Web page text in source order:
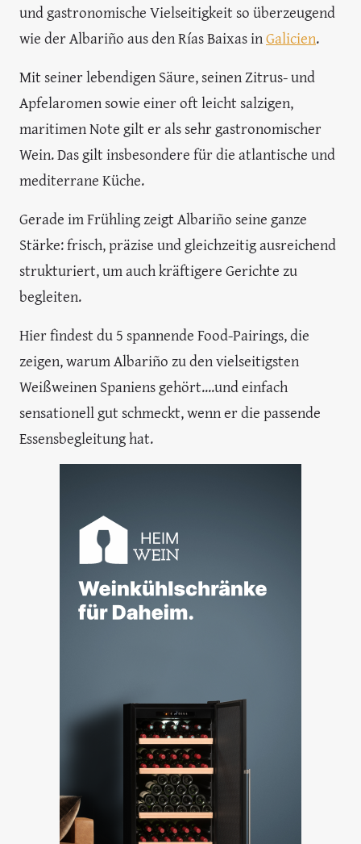
und gastronomische Vielseitigkeit so überzeugend
wie der Albariño aus den Rías Baixas inGalicien.
Mit seiner lebendigen Säure, seinen Zitrus- und
Apfelaromen sowie einer oft leicht salzigen,
maritimen Note gilt er als sehr gastronomischer
Wein. Das gilt insbesondere für die atlantische und
mediterrane Küche.
Gerade im Frühling zeigt Albariño seine ganze
Stärke: frisch, präzise und gleichzeitig ausreichend
strukturiert, um auch kräftigere Gerichte zu
begleiten.
Hier findest du 5 spannende Food-Pairings, die
zeigen, warum Albariño zu den vielseitigsten
Weißweinen Spaniens gehört....und einfach
sensationell gut schmeckt, wenn er die passende
Essensbegleitung hat.